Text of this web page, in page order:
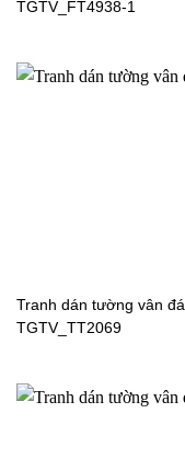
TGTV_FT4938-1
Tranh dán tường vân đá
TGTV_TT2069